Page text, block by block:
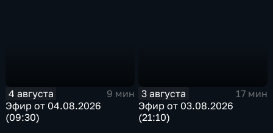
4 августа
9 мин
Эфир от 04.08.2026
(09:30)
3 августа
17 мин
Эфир от 03.08.2026
(21:10)